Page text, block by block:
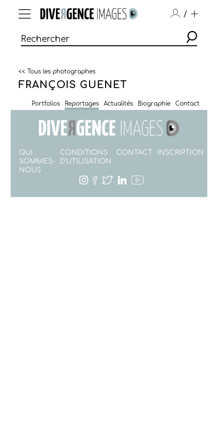
/
<< Tous les photographes
FRANÇOIS GUENET
Portfolios Reportages Actualités Biographie Contact
QUI
SOMMES-
NOUS
CONDITIONS
D'UTILISATION
CONTACT INSCRIPTION